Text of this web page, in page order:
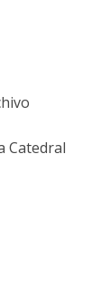
Catedral